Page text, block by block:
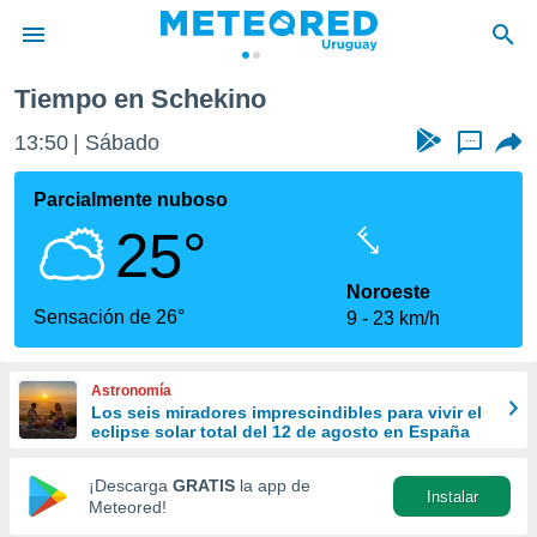
de
ha
que se
calidad.
a este
las
y
forma
digital
basada
Tiempo en Schekino
13:50 Sábado ...
Parcialmente nuboso
25°
Sensación de 26°
Noroeste
9
23 km/h
Astronomía
Los seis miradores imprescindibles para vivir el
eclipse solar total del 12 de agosto en España
¡Descarga GRATIS la app de
Meteored!
Instalar